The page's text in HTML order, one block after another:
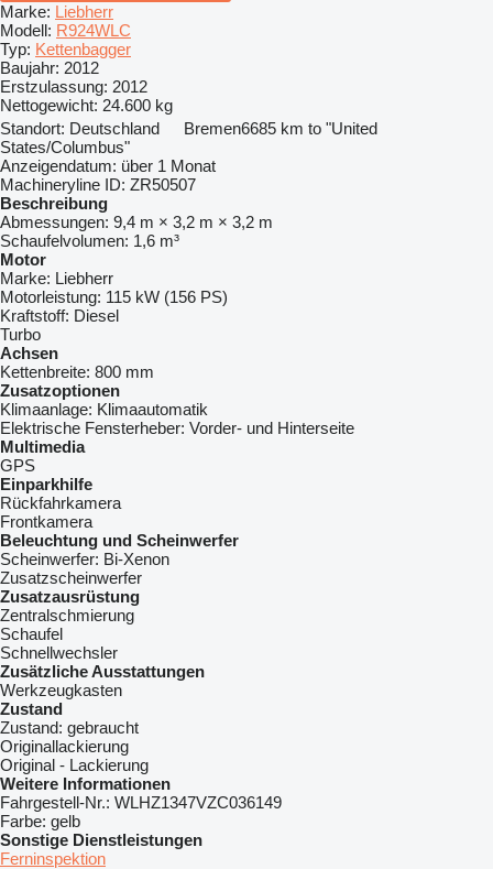
Marke: Liebherr
Modell: R924WLC
Typ: Kettenbagger
Baujahr: 2012
Erstzulassung: 2012
Nettogewicht: 24.600 kg
Standort: Deutschland Bremen6685 km to "United
States/Columbus"
Anzeigendatum: über 1 Monat
Machineryline ID: ZR50507
Beschreibung
Abmessungen: 9,4 m × 3,2 m × 3,2 m
Schaufelvolumen: 1,6 m³
Motor
Marke: Liebherr
Motorleistung: 115 kW (156 PS)
Kraftstoff: Diesel
Turbo
Achsen
Kettenbreite: 800 mm
Zusatzoptionen
Klimaanlage: Klimaautomatik
Elektrische Fensterheber: Vorder- und Hinterseite
Multimedia
GPS
Einparkhilfe
Rückfahrkamera
Frontkamera
Beleuchtung und Scheinwerfer
Scheinwerfer: Bi-Xenon
Zusatzscheinwerfer
Zusatzausrüstung
Zentralschmierung
Schaufel
Schnellwechsler
Zusätzliche Ausstattungen
Werkzeugkasten
Zustand
Zustand: gebraucht
Originallackierung
Original - Lackierung
Weitere Informationen
Fahrgestell-Nr.: WLHZ1347VZC036149
Farbe: gelb
Sonstige Dienstleistungen
Ferninspektion